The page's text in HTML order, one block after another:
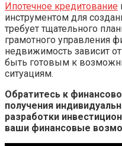
Ипотечное кредитование
инструментом для
требует тщательного
грамотного управления
недвижимость зависит
быть готовым к
ситуациям.
Обратитесь к
получения
разработки
ваши финансовые